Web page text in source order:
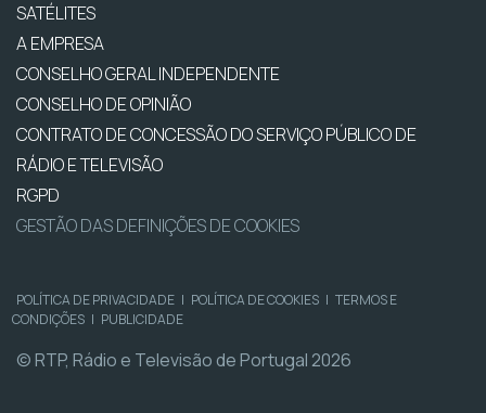
SATÉLITES
A EMPRESA
CONSELHO GERAL INDEPENDENTE
CONSELHO DE OPINIÃO
CONTRATO DE CONCESSÃO DO SERVIÇO PÚBLICO DE
RÁDIO E TELEVISÃO
RGPD
GESTÃO DAS DEFINIÇÕES DE COOKIES
POLÍTICA DE PRIVACIDADE | POLÍTICA DE COOKIES | TERMOS E
CONDIÇÕES | PUBLICIDADE
© RTP, Rádio e Televisão de Portugal 2026